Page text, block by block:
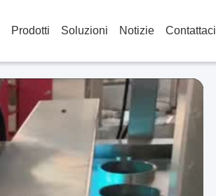
Prodotti Soluzioni Notizie Contattaci